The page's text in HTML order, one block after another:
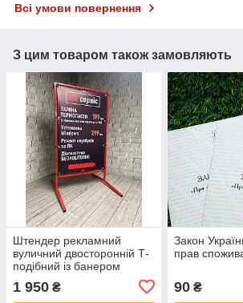
Всі умови повернення
З цим товаром також замовляють
Штендер рекламний
вуличний двосторонній Т-
подібний із банером
1 950 ₴
Закон
прав
90₴